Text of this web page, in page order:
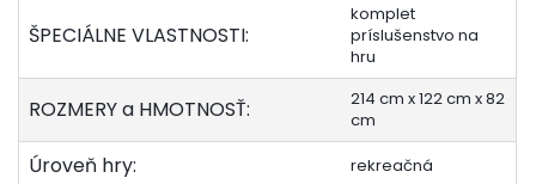
ŠPECIÁLNE VLASTNOSTI:
komplet
príslušenstvo na
hru
ROZMERY a HMOTNOSŤ:
214 cm x 122 cm x 82
cm
Úroveň hry: rekreačná